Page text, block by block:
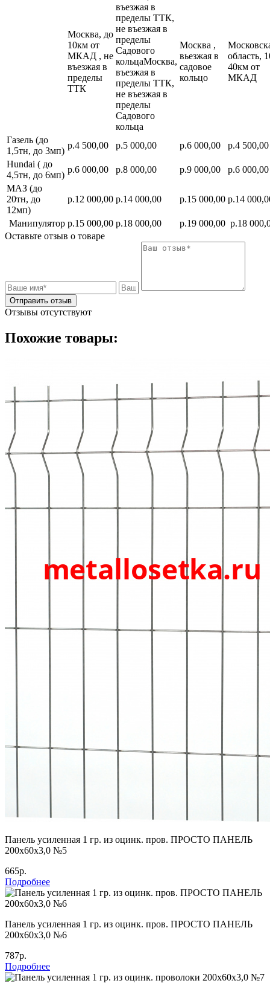
Москва, до
10км от
МКАД , не
въезжая в
пределы
ТТК
въезжая в
пределы ТТК,
не въезжая в
пределы
Садового
кольцаМосква,
въезжая в
пределы ТТК,
не въезжая в
пределы
Садового
кольца
Москва ,
вьезжая в
садовое
кольцо
область,
40км от
МКАД
Газель (до
1,5тн, до 3мп)
р.4 500,00 р.5 000,00 р.6 000,00
р.4 500,00
Hundai ( до
4,5тн, до 6мп)
р.6 000,00 р.8 000,00 р.9 000,00
р.6 000,00
МАЗ (до
20тн, до
12мп)
р.12 000,00 р.14 000,00 р.15 000,00 р.14
Манипулятор р.15 000,00 р.18 000,00 р.19 000,00 р.18
Оставьте отзыв о товаре
Отправить отзыв
Отзывы отсутствуют
Похожие товары:
Панель усиленная 1 гр. из оцинк. пров. ПРОСТО ПАНЕЛЬ
200х60х3,0 №5
665р.
Подробнее
Панель усиленная 1 гр. из оцинк. пров. ПРОСТО ПАНЕЛЬ
200х60х3,0 №6
787р.
Подробнее